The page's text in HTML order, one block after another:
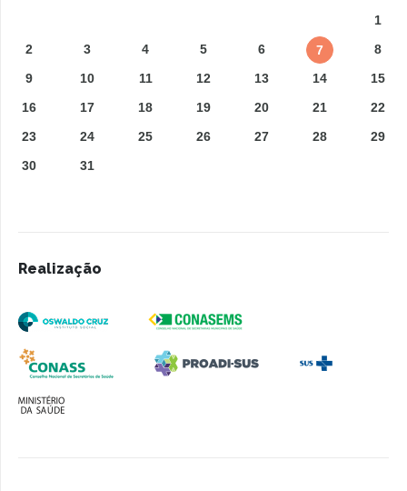
1
2
3 4 5 6 7
8
9
10 11 12 13 14
15
16
17 18 19 20 21
22
23
24 25 26 27 28
29
30
31
Realização